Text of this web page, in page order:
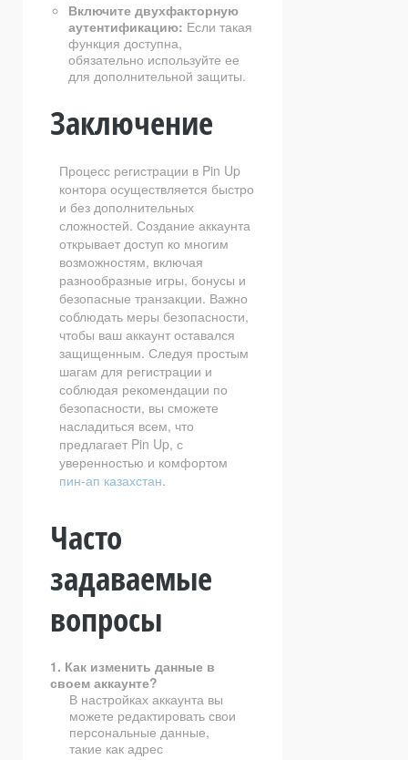
Включите двухфакторную
аутентификацию: Если такая
функция доступна,
обязательно используйте ее
для дополнительной защиты.
Заключение
Процесс регистрации в Pin Up
контора осуществляется быстро
и без дополнительных
сложностей. Создание аккаунта
открывает доступ ко многим
возможностям, включая
разнообразные игры, бонусы и
безопасные транзакции. Важно
соблюдать меры безопасности,
чтобы ваш аккаунт оставался
защищенным. Следуя простым
шагам для регистрации и
соблюдая рекомендации по
безопасности, вы сможете
насладиться всем, что
предлагает Pin Up, с
уверенностью и комфортом
пин-ап казахстан.
Часто
задаваемые
вопросы
1. Как изменить данные в
своем аккаунте?
В настройках аккаунта вы
можете редактировать свои
персональные данные,
такие как адрес